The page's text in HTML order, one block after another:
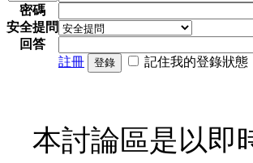
密碼
安全提問
回答
註冊
登錄 記住我的登錄狀態
本討論區是以即